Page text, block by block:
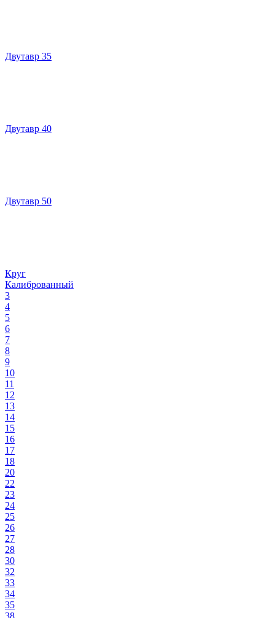
Двутавр 35
Двутавр 40
Двутавр 50
Круг
Калиброванный
3
4
5
6
7
8
9
10
11
12
13
14
15
16
17
18
20
22
23
24
25
26
27
28
30
32
33
34
35
38